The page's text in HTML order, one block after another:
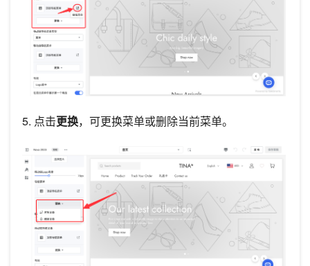
5. 点击更换，可更换菜单或删除当前菜单。